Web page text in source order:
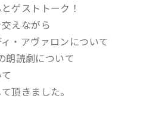
ゲストトーク！
えながら
・アヴァロンについて
朗読劇について
頂きました。